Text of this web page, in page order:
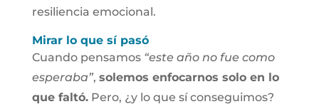
resiliencia emocional.
Mirar lo que sí pasó
Cuando pensamos “este año no fue como
esperaba”, solemos enfocarnos solo en lo
que faltó.Pero, ¿y lo que sí conseguimos?